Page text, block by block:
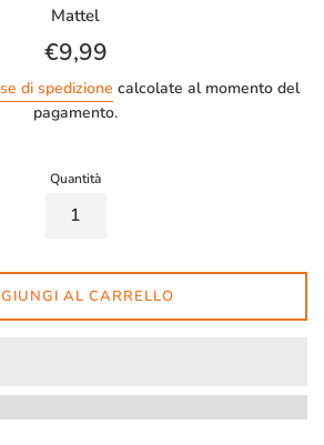
Mattel
Prezzo
listino
€9,99
di spedizione calcolate al momento del
pagamento.
Quantità
AL CARRELLO